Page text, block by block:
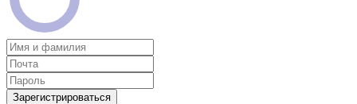
Зарегистрироваться